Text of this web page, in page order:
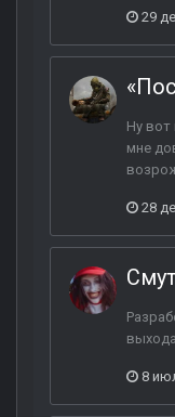
29
Ну вот
мне
28
8